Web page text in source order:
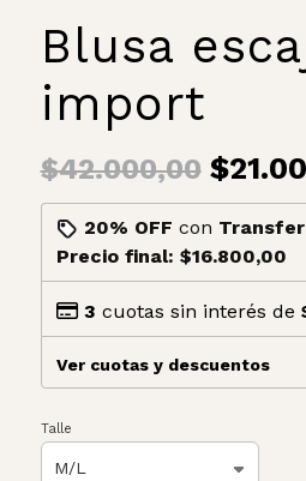
Blusa
import
$42.000,00
20% OFF con
Precio final: $16.800,00
3 cuotas sin interés de
Ver cuotas y descuentos
Talle